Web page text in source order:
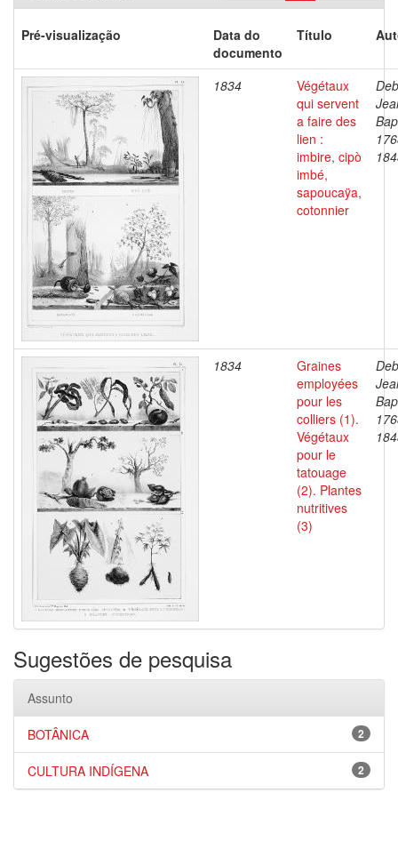
Pré-visualização
Data do
documento
Título
1834
Végétaux
qui servent
a faire des
lien :
imbire, cipò
imbé,
sapoucaÿa,
cotonnier
1834
Graines
employées
pour les
colliers (1).
Végétaux
pour le
tatouage
(2). Plantes
nutritives
(3)
Sugestões de pesquisa
Assunto
2
BOTÂNICA
2
CULTURA INDÍGENA